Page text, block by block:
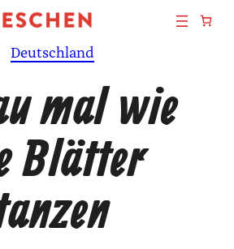
Deutschland
mal wie
Blätter